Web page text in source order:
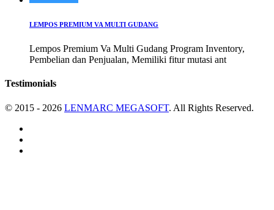
LEMPOS PREMIUM VA MULTI GUDANG
Lempos Premium Va Multi Gudang Program Inventory,
Pembelian dan Penjualan, Memiliki fitur mutasi ant
Testimonials
© 2015 - 2026 LENMARC MEGASOFT. All Rights Reserved.